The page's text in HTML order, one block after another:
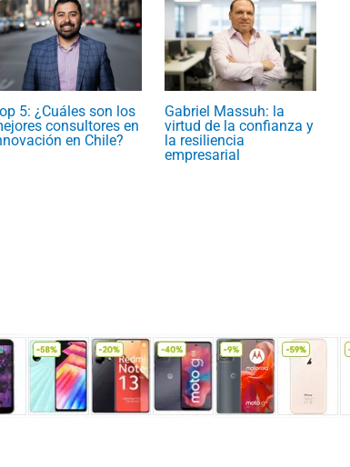
5: ¿Cuáles son los
consultores en
en Chile?
Gabriel Massuh: la
virtud de la confianza y
la resiliencia
empresarial